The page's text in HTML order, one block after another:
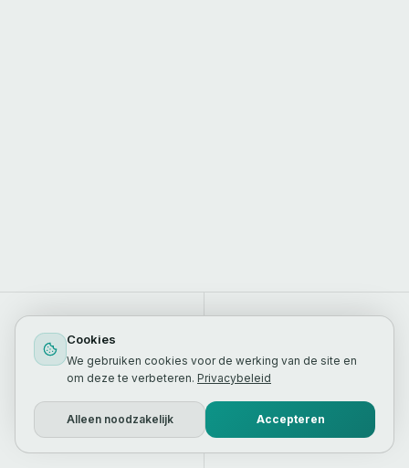
+45%
GEM. ORGANISCH VERKEER
Top 3
20+
TRAJECTEN GEDRAAID
€0
ADSPEND VOOR DIT
KANAAL
Cookies
We gebruiken cookies voor de werking van de site en
om deze te verbeteren. Privacybeleid
Alleen noodzakelijk Accepteren